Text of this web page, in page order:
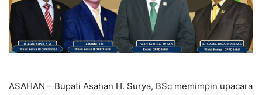
ASAHAN – Bupati Asahan H. Surya, BSc memimpin upacara